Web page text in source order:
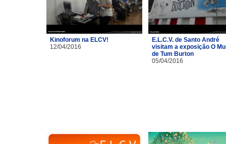
Kinoforum na ELCV!
12/04/2016
E.L.C.V. de Santo André
visitam a exposição O
de Tum Burton
05/04/2016